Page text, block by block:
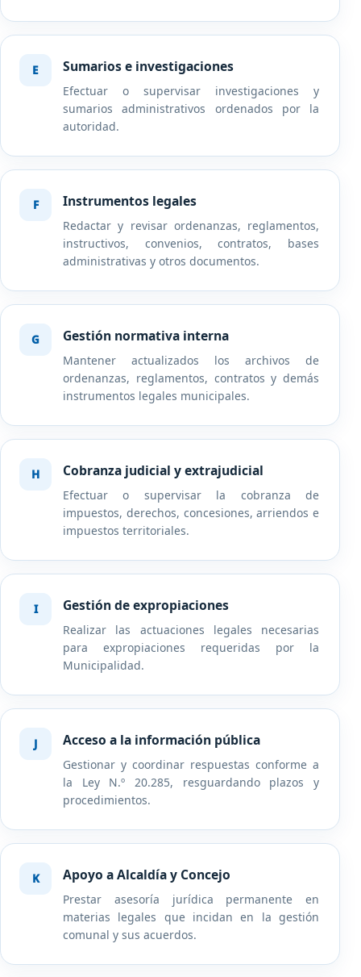
Sumarios e investigaciones
Efectuar o supervisar investigaciones y
sumarios administrativos ordenados por la
autoridad.
Instrumentos legales
Redactar y revisar ordenanzas, reglamentos,
instructivos, convenios, contratos, bases
administrativas y otros documentos.
Gestión normativa interna
Mantener actualizados los archivos de
ordenanzas, reglamentos, contratos y demás
instrumentos legales municipales.
Cobranza judicial y extrajudicial
Efectuar o supervisar la cobranza de
impuestos, derechos, concesiones, arriendos e
impuestos territoriales.
Gestión de expropiaciones
Realizar las actuaciones legales necesarias
para expropiaciones requeridas por la
Municipalidad.
Acceso a la información pública
Gestionar y coordinar respuestas conforme a
la Ley N.º 20.285, resguardando plazos y
procedimientos.
Apoyo a Alcaldía y Concejo
Prestar asesoría jurídica permanente en
materias legales que incidan en la gestión
comunal y sus acuerdos.